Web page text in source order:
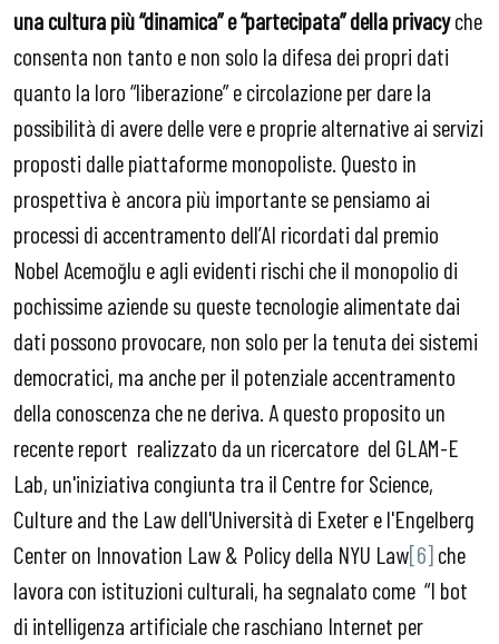
una cultura più “dinamica” e “partecipata” della privacyche
consenta non tanto e non solo la difesa dei propri dati
quanto la loro “liberazione” e circolazione per dare la
possibilità di avere delle vere e proprie alternative ai servizi
proposti dalle piattaforme monopoliste. Questo in
prospettiva è ancora più importante se pensiamo ai
processi di accentramento dell’AI ricordati dal premio
Nobel Acemoğlu e agli evidenti rischi che il monopolio di
pochissime aziende su queste tecnologie alimentate dai
dati possono provocare, non solo per la tenuta dei sistemi
democratici, ma anche per il potenziale accentramento
della conoscenza che ne deriva. A questo proposito un
recente report realizzato da un ricercatore del GLAM-E
Lab, un'iniziativa congiunta tra il Centre for Science,
Culture and the Law dell'Università di Exeter e l'Engelberg
Center on Innovation Law & Policy della NYU Law[6]che
lavora con istituzioni culturali, ha segnalato come “I bot
di intelligenza artificiale che raschiano Internet per